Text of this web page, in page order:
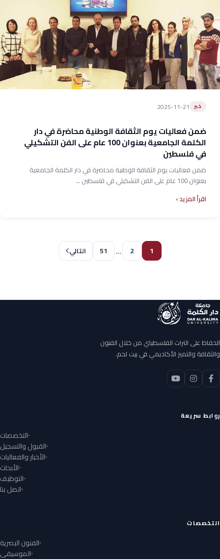
خبر 2025-11-21
ضمن فعاليات يوم الثقافة الوطنية محاضرة في دار
الكلمة الجامعية بعنوان 100 عام على الفن التشكيلي
في فلسطين
ضمن فعاليات يوم الثقافة الوطنية محاضرة في دار الكلمة الجامعية
بعنوان 100 عام على الفن التشكيلي في فلسطين ...
اقرأ المزيد
1
2
…
51 التالي
الحفاظ على التراث الفلسطيني من خلال الفنون
والثقافة والتميز الأكاديمي في بيت لحم.
روابط سريعة
التخصصات
القبول والتسجيل
الأخبار والفعاليات
الأبحاث
التوظيف
اتصل بنا
التخصصات
الفنون البصرية
الموسيقى